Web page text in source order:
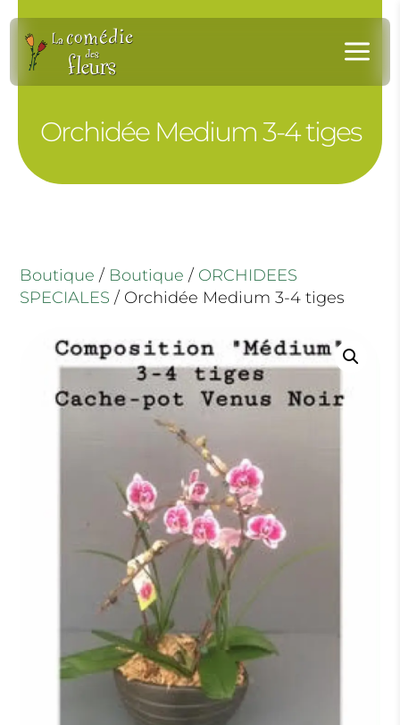
a
Orchidée Medium 3-4 tiges
Boutique / Boutique / ORCHIDEES
SPECIALES / Orchidée Medium 3-4 tiges